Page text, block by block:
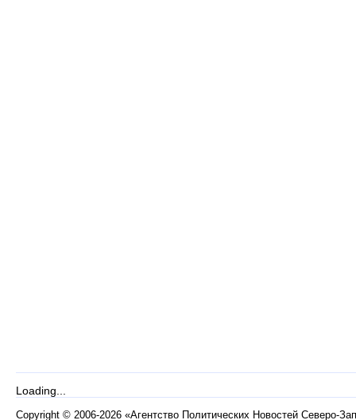
Loading...
Copyright © 2006-2026 «Агентство Политических Новостей Северо-